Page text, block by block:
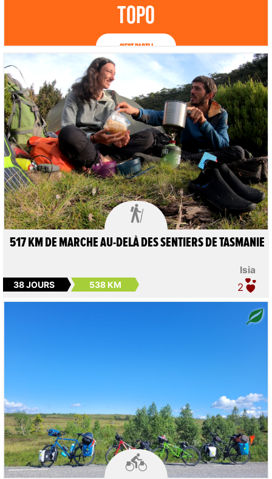
topo
C'est parti !

Isia
517 KM DE MARCHE AU-DELÀ DES SENTIERS DE TASMANIE
38 JOURS 538 KM 2
